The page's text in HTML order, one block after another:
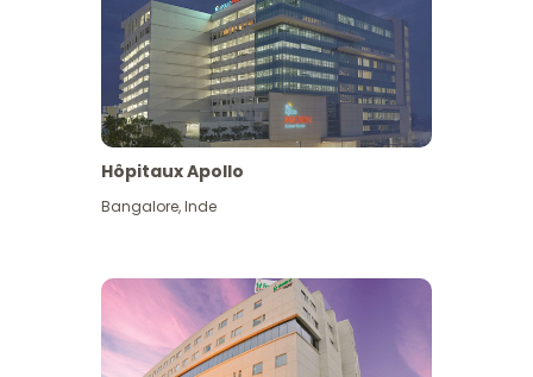
Hôpitaux Apollo
Bangalore,Inde